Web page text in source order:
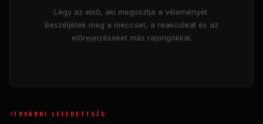
Légy az első, aki megosztja a véleményét.
Beszéljétek meg a meccset, a reakciókat és az
előrejelzéseket más rajongókkal.
TOVÁBBI LEFEDETTSÉG